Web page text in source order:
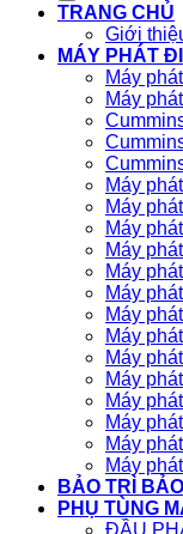
TRANG CHỦ
Giới
MÁY PHÁT
Máy
Máy
Máy
Máy
Máy
Máy
Máy
Máy
Máy
Máy
Máy
Máy
Máy
Máy
Máy
Máy
BẢO TRÌ
PHỤ TÙNG